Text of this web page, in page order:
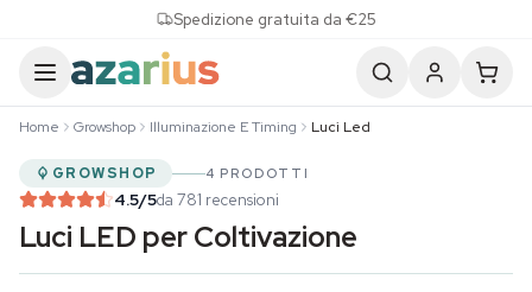
Spedizione gratuita da €25
Home Growshop Illuminazione E Timing Luci Led
GROWSHOP 4 PRODOTTI
4.5/5da 781 recensioni
Luci LED per Coltivazione